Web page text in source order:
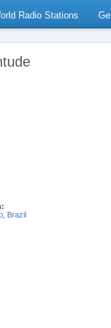
Radio Stations
Brazil